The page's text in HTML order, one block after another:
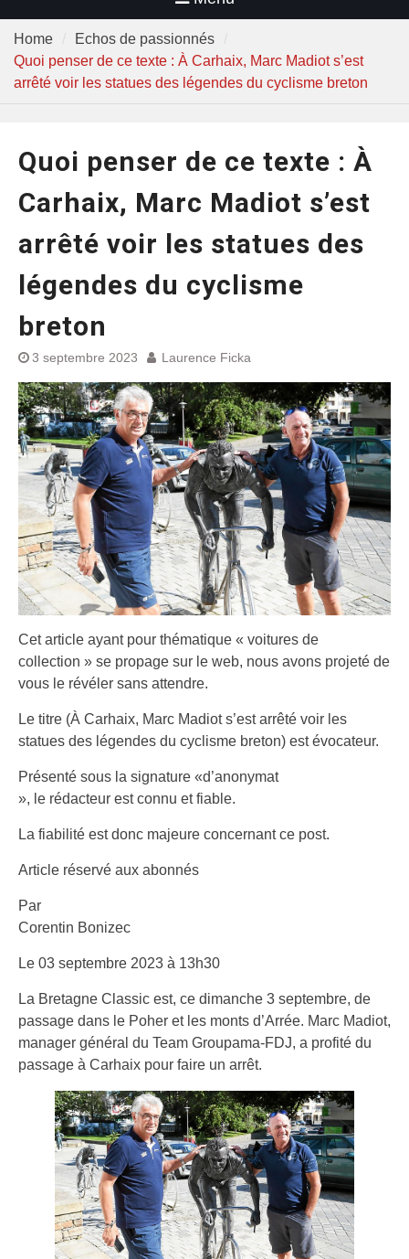
Home
Echos de passionnés
Quoi penser de ce texte : À Carhaix, Marc Madiot s’est
arrêté voir les statues des légendes du cyclisme breton
Quoi penser de ce texte : À
Carhaix, Marc Madiot s’est
arrêté voir les statues des
légendes du cyclisme
breton
3 septembre 2023 Laurence Ficka
Cet article ayant pour thématique « voitures de
collection » se propage sur le web, nous avons projeté de
vous le révéler sans attendre.
Le titre (À Carhaix, Marc Madiot s’est arrêté voir les
statues des légendes du cyclisme breton) est évocateur.
Présenté sous la signature «d’anonymat
», le rédacteur est connu et fiable.
La fiabilité est donc majeure concernant ce post.
Article réservé aux abonnés
Par
Corentin Bonizec
Le 03 septembre 2023 à 13h30
La Bretagne Classic est, ce dimanche 3 septembre, de
passage dans le Poher et les monts d’Arrée. Marc Madiot,
manager général du Team Groupama-FDJ, a profité du
passage à Carhaix pour faire un arrêt.